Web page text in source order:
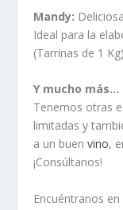
Mandy: Deliciosa
Ideal para la
(Tarrinas de 1
Y mucho más…
Tenemos otras
limitadas y
a un buenvino,
¡Consúltanos!
Encuéntranos en